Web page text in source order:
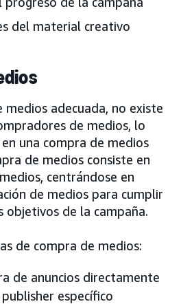
del material creativo
medios adecuada, no existe
de medios, lo
una compra de medios
de medios consiste en
centrándose en
de medios para cumplir
objetivos de la campaña.
de compra de medios:
de anuncios directamente
específico